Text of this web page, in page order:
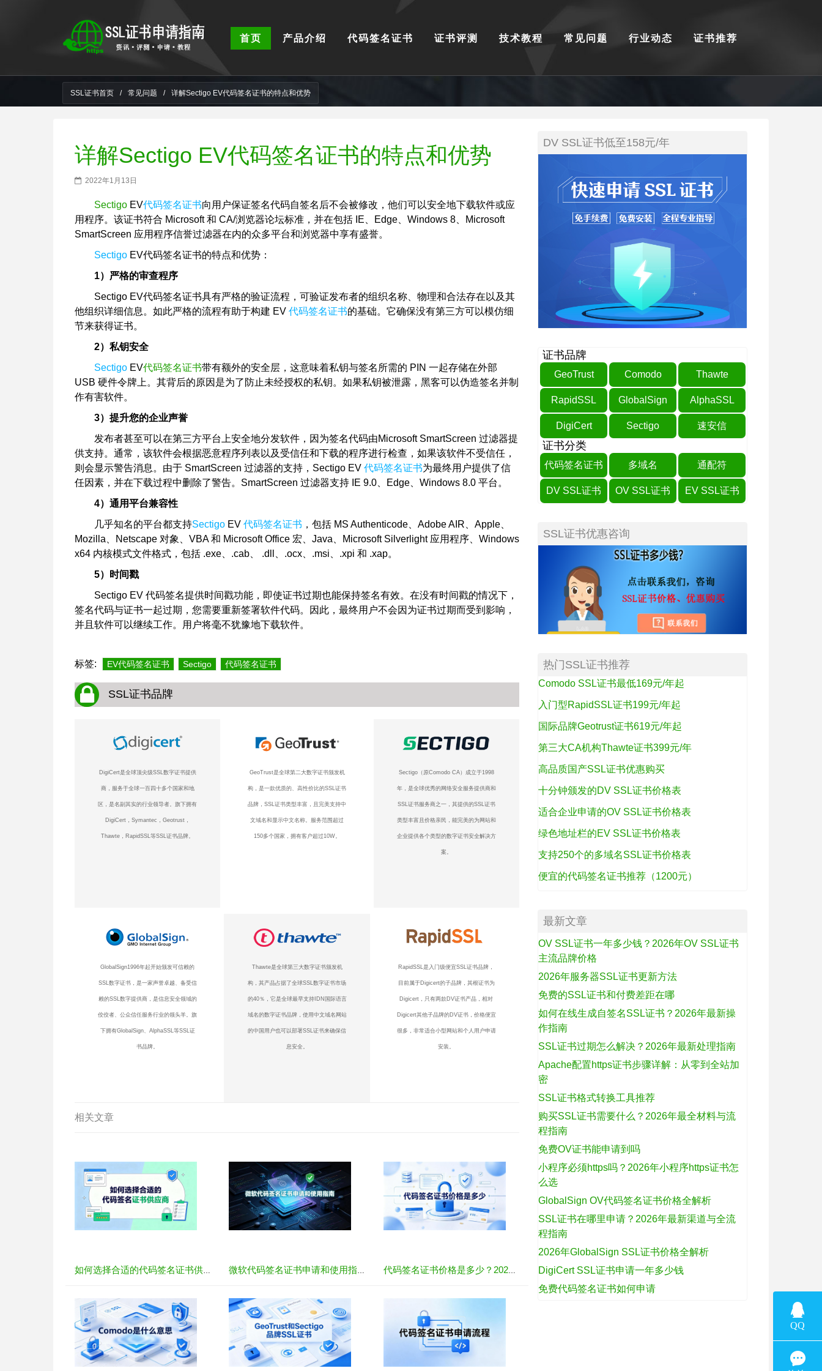
首页 产品介绍 代码签名证书 证书评测 技术教程 常见问题 行业动态 证书推荐
SSL证书首页 / 常见问题 / 详解Sectigo EV代码签名证书的特点和优势
详解Sectigo EV代码签名证书的特点和优势
2022年1月13日
Sectigo EV代码签名证书向用户保证签名代码自签名后不会被修改，他们可以安全地下载软件或应
用程序。该证书符合 Microsoft 和 CA/浏览器论坛标准，并在包括 IE、Edge、Windows 8、Microsoft
SmartScreen 应用程序信誉过滤器在内的众多平台和浏览器中享有盛誉。
Sectigo EV代码签名证书的特点和优势：
1）严格的审查程序
Sectigo EV代码签名证书具有严格的验证流程，可验证发布者的组织名称、物理和合法存在以及其
他组织详细信息。如此严格的流程有助于构建 EV 代码签名证书的基础。它确保没有第三方可以模仿细
节来获得证书。
2）私钥安全
Sectigo EV代码签名证书带有额外的安全层，这意味着私钥与签名所需的 PIN 一起存储在外部
USB 硬件令牌上。其背后的原因是为了防止未经授权的私钥。如果私钥被泄露，黑客可以伪造签名并制
作有害软件。
3）提升您的企业声誉
发布者甚至可以在第三方平台上安全地分发软件，因为签名代码由Microsoft SmartScreen 过滤器提
供支持。通常，该软件会根据恶意程序列表以及受信任和下载的程序进行检查，如果该软件不受信任，
则会显示警告消息。由于 SmartScreen 过滤器的支持，Sectigo EV 代码签名证书为最终用户提供了信
任因素，并在下载过程中删除了警告。SmartScreen 过滤器支持 IE 9.0、Edge、Windows 8.0 平台。
4）通用平台兼容性
几乎知名的平台都支持Sectigo EV 代码签名证书 ，包括 MS Authenticode、Adobe AIR、Apple、
Mozilla、Netscape 对象、VBA 和 Microsoft Office 宏、Java、Microsoft Silverlight 应用程序、Windows
x64 内核模式文件格式，包括 .exe、.cab、 .dll、.ocx、.msi、.xpi 和 .xap。
5）时间戳
Sectigo EV 代码签名提供时间戳功能，即使证书过期也能保持签名有效。在没有时间戳的情况下，
签名代码与证书一起过期，您需要重新签署软件代码。因此，最终用户不会因为证书过期而受到影响，
并且软件可以继续工作。用户将毫不犹豫地下载软件。
标签: EV代码签名证书 Sectigo 代码签名证书
SSL证书品牌
DigiCert是全球顶尖级SSL数字证书提供
商，服务于全球一百四十多个国家和地
区，是名副其实的行业领导者。旗下拥有
DigiCert，Symantec，Geotrust，
Thawte，RapidSSL等SSL证书品牌。
GeoTrust是全球第二大数字证书颁发机
构，是一款优质的、高性价比的SSL证书
品牌，SSL证书类型丰富，且完美支持中
文域名和显示中文名称。服务范围超过
150多个国家，拥有客户超过10W。
Sectigo（原Comodo CA）成立于1998
年，是全球优秀的网络安全服务提供商和
SSL证书服务商之一，其提供的SSL证书
类型丰富且价格亲民，能完美的为网站和
企业提供各个类型的数字证书安全解决方
案。
GlobalSign1996年起开始颁发可信赖的
SSL数字证书，是一家声誉卓越、备受信
赖的SSL数字提供商，是信息安全领域的
佼佼者、公众信任服务行业的领头羊。旗
下拥有GlobalSign、AlphaSSL等SSL证
书品牌。
Thawte是全球第三大数字证书颁发机
构，其产品占据了全球SSL数字证书市场
的40％，它是全球最早支持IDN国际语言
域名的数字证书品牌，使用中文域名网站
的中国用户也可以部署SSL证书来确保信
息安全。
RapidSSL是入门级便宜SSL证书品牌，
目前属于Digicert的子品牌，其根证书为
Digicert，只有两款DV证书产品，相对
Digicert其他子品牌的DV证书，价格便宜
很多，非常适合小型网站和个人用户申请
安装。
相关文章
代码签名证书价格是多少？2026年最新报价与品牌对比
DV SSL证书低至158元/年
证书品牌
GeoTrust Comodo Thawte
RapidSSL GlobalSign AlphaSSL
DigiCert Sectigo 速安信
证书分类
代码签名证书 多域名 通配符
DV SSL证书 OV SSL证书 EV SSL证书
SSL证书优惠咨询
热门SSL证书推荐
Comodo SSL证书最低169元/年起
入门型RapidSSL证书199元/年起
国际品牌Geotrust证书619元/年起
第三大CA机构Thawte证书399元/年
高品质国产SSL证书优惠购买
十分钟颁发的DV SSL证书价格表
适合企业申请的OV SSL证书价格表
绿色地址栏的EV SSL证书价格表
支持250个的多域名SSL证书价格表
便宜的代码签名证书推荐（1200元）
最新文章
OV SSL证书一年多少钱？2026年OV SSL证书
主流品牌价格
2026年服务器SSL证书更新方法
免费的SSL证书和付费差距在哪
如何在线生成自签名SSL证书？2026年最新操
作指南
SSL证书过期怎么解决？2026年最新处理指南
Apache配置https证书步骤详解：从零到全站加
密
SSL证书格式转换工具推荐
购买SSL证书需要什么？2026年最全材料与流
程指南
免费OV证书能申请到吗
小程序必须https吗？2026年小程序https证书怎
么选
GlobalSign OV代码签名证书价格全解析
SSL证书在哪里申请？2026年最新渠道与全流
程指南
2026年GlobalSign SSL证书价格全解析
DigiCert SSL证书申请一年多少钱
免费代码签名证书如何申请